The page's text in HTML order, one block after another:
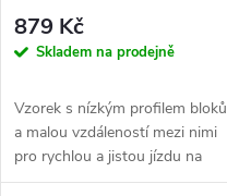
879 Kč
Skladem na prodejně
Vzorek s nízkým profilem bloků
a malou vzdáleností mezi nimi
pro rychlou a jistou jízdu na
každém tvrdém povrchu, za...